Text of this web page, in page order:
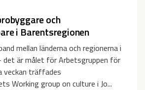
och
i Barentsregionen
mellan länderna och regionerna i
det är målet för Arbetsgruppen för
veckan träffades
Working group on culture i Jo...